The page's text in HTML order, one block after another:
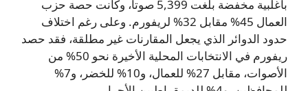
بأغلبية مخفضة بلغت 5,399 صوتاً، وكانت حصة حزب
العمال 45% مقابل 32% لريفورم. وعلى رغم اختلاف
حدود الدوائر الذي يجعل المقارنات غير مطلقة، فقد حصد
ريفورم في الانتخابات المحلية الأخيرة نحو 50% من
الأصوات، مقابل 27% للعمال، و10% للخضر، و7%